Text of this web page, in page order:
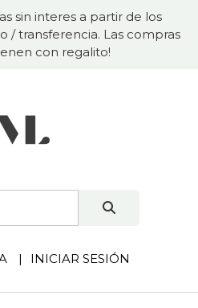
sin interes a partir de los
/ transferencia. Las compras
con regalito!
INICIAR SESIÓN